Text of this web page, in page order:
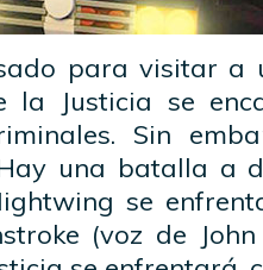
para visitar a
la Justicia se
Sin
una batalla a
se
(voz de